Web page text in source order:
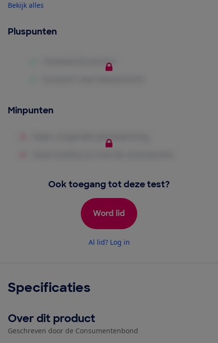
Bekijk alles
Pluspunten
Minpunten
Ook toegang tot deze test?
Word lid
Al lid? Log in
Specificaties
Over dit product
Geschreven door de Consumentenbond